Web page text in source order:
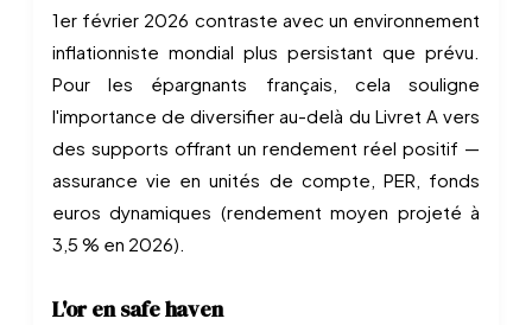
1er février 2026 contraste avec un environnement
inflationniste mondial plus persistant que prévu.
Pour les épargnants français, cela souligne
l'importance de diversifier au-delà du Livret A vers
des supports offrant un rendement réel positif —
assurance vie en unités de compte, PER, fonds
euros dynamiques (rendement moyen projeté à
3,5 % en 2026).
L'or en safe haven